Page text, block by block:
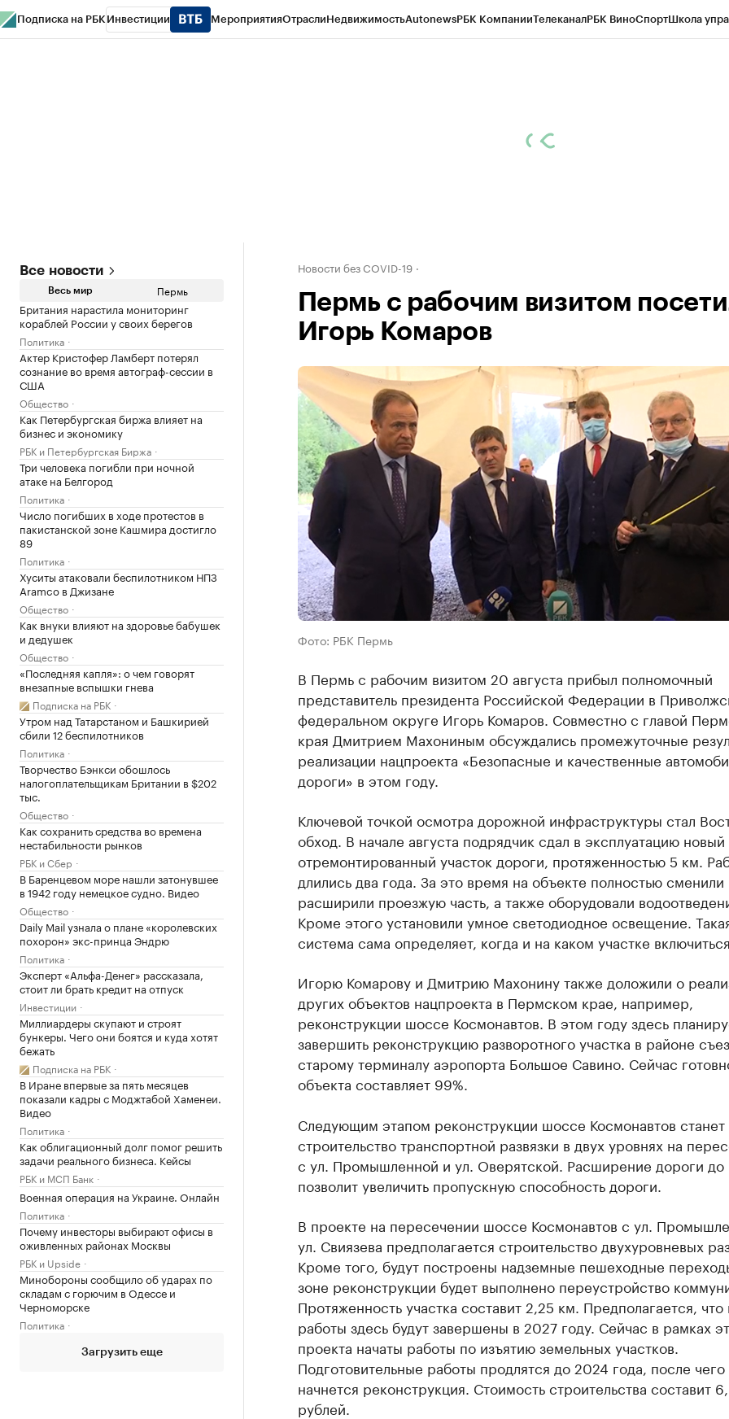
Подписка на РБК Инвестиции МероприятияОтраслиНедвижимостьAutonewsРБК КомпанииТелеканалРБК ВиноСпортШкола
Все новости
Весь мир Пермь
Британия нарастила мониторинг
кораблей России у своих берегов
Политика
Актер Кристофер Ламберт потерял
сознание во время автограф-сессии в
США
Общество
Как Петербургская биржа влияет на
бизнес и экономику
РБК и Петербургская Биржа
Три человека погибли при ночной
атаке на Белгород
Политика
Число погибших в ходе протестов в
пакистанской зоне Кашмира достигло
89
Политика
Хуситы атаковали беспилотником НПЗ
Aramco в Джизане
Общество
Как внуки влияют на здоровье бабушек
и дедушек
Общество
«Последняя капля»: о чем говорят
внезапные вспышки гнева
Подписка на РБК
Утром над Татарстаном и Башкирией
сбили 12 беспилотников
Политика
Творчество Бэнкси обошлось
налогоплательщикам Британии в $202
тыс.
Общество
Как сохранить средства во времена
нестабильности рынков
РБК и Сбер
В Баренцевом море нашли затонувшее
в 1942 году немецкое судно. Видео
Общество
Daily Mail узнала о плане «королевских
похорон» экс-принца Эндрю
Политика
Эксперт «Альфа-Денег» рассказала,
стоит ли брать кредит на отпуск
Инвестиции
Миллиардеры скупают и строят
бункеры. Чего они боятся и куда хотят
бежать
Подписка на РБК
В Иране впервые за пять месяцев
показали кадры с Моджтабой Хаменеи.
Видео
Политика
Как облигационный долг помог решить
задачи реального бизнеса. Кейсы
РБК и МСП Банк
Военная операция на Украине. Онлайн
Политика
Почему инвесторы выбирают офисы в
оживленных районах Москвы
РБК и Upside
Минобороны сообщило об ударах по
складам с горючим в Одессе и
Черноморске
Политика
Загрузить еще
Новости без COVID-19
Пермь с рабочим визитом
Игорь Комаров
Фото: РБК Пермь
В Пермь с рабочим визитом 20 августа прибыл полномочный
представитель президента Российской Федерации в
федеральном округе Игорь Комаров. Совместно с главой
края Дмитрием Махониным обсуждались промежуточные
реализации нацпроекта «Безопасные и качественные
дороги» в этом году.
Ключевой точкой осмотра дорожной инфраструктуры стал
обход. В начале августа подрядчик сдал в эксплуатацию новый
отремонтированный участок дороги, протяженностью 5 км.
длились два года. За это время на объекте полностью сменили
расширили проезжую часть, а также оборудовали
Кроме этого установили умное светодиодное освещение.
система сама определяет, когда и на каком участке включиться.
Игорю Комарову и Дмитрию Махонину также доложили о
других объектов нацпроекта в Пермском крае, например,
реконструкции шоссе Космонавтов. В этом году здесь
завершить реконструкцию разворотного участка в районе
старому терминалу аэропорта Большое Савино. Сейчас
объекта составляет 99%.
Следующим этапом реконструкции шоссе Космонавтов станет
строительство транспортной развязки в двух уровнях на
с ул. Промышленной и ул. Оверятской. Расширение дороги до
позволит увеличить пропускную способность дороги.
В проекте на пересечении шоссе Космонавтов с ул.
ул. Свиязева предполагается строительство двухуровневых
Кроме того, будут построены надземные пешеходные
зоне реконструкции будет выполнено переустройство
Протяженность участка составит 2,25 км. Предполагается, что
работы здесь будут завершены в 2027 году. Сейчас в рамках
проекта начаты работы по изъятию земельных участков.
Подготовительные работы продлятся до 2024 года, после чего
начнется реконструкция. Стоимость строительства составит
рублей.